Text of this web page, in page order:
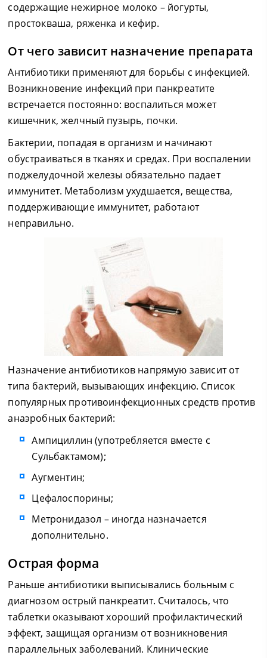
содержащие нежирное молоко – йогурты,
простокваша, ряженка и кефир.
От чего зависит назначение препарата
Антибиотики применяют для борьбы с инфекцией.
Возникновение инфекций при панкреатите
встречается постоянно: воспалиться может
кишечник, желчный пузырь, почки.
Бактерии, попадая в организм и начинают
обустраиваться в тканях и средах. При воспалении
поджелудочной железы обязательно падает
иммунитет. Метаболизм ухудшается, вещества,
поддерживающие иммунитет, работают
неправильно.
Назначение антибиотиков напрямую зависит от
типа бактерий, вызывающих инфекцию. Список
популярных противоинфекционных средств против
анаэробных бактерий:
Ампициллин (употребляется вместе с
Сульбактамом);
Аугментин;
Цефалоспорины;
Метронидазол – иногда назначается
дополнительно.
Острая форма
Раньше антибиотики выписывались больным с
диагнозом острый панкреатит. Считалось, что
таблетки оказывают хороший профилактический
эффект, защищая организм от возникновения
параллельных заболеваний. Клинические